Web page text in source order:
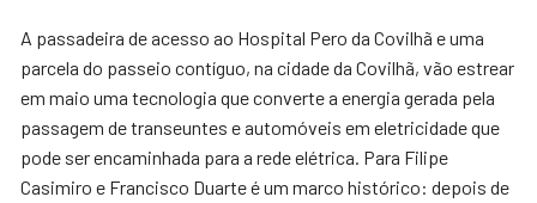
A passadeira de acesso ao Hospital Pero da Covilhã e uma
parcela do passeio contíguo, na cidade da Covilhã, vão estrear
em maio uma tecnologia que converte a energia gerada pela
passagem de transeuntes e automóveis em eletricidade que
pode ser encaminhada para a rede elétrica. Para Filipe
Casimiro e Francisco Duarte é um marco histórico: depois de